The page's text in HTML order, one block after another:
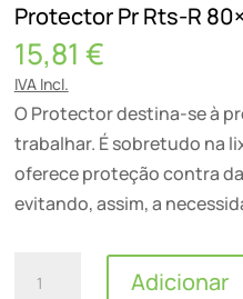
Protector Pr Rts-R
15,81 €
IVA Incl.
O Protector destina-se à
trabalhar. É sobretudo na
oferece proteção contra
evitando, assim, a
Quantidade
Adicionar